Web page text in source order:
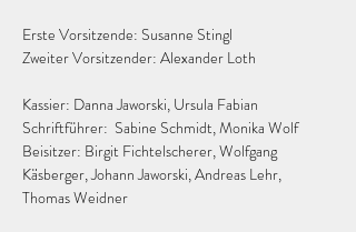
Erste Vorsitzende: Susanne Stingl
Zweiter Vorsitzender: Alexander Loth
Kassier: Danna Jaworski, Ursula Fabian
Schriftführer: Sabine Schmidt, Monika Wolf
Beisitzer: Birgit Fichtelscherer, Wolfgang
Käsberger, Johann Jaworski, Andreas Lehr,
Thomas Weidner